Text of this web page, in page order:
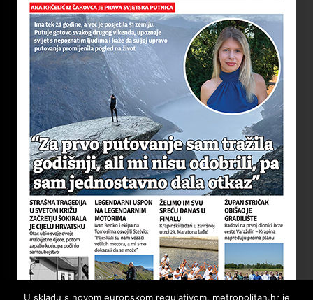
U skladu s novom europskom regulativom, metropolitan.hr je